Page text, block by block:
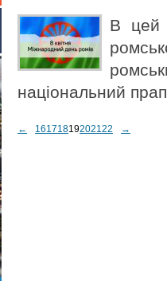
В цей
національний
← 16171819202122 →